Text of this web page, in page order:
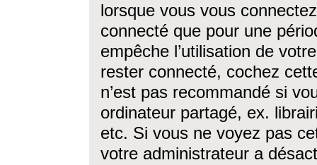
lorsque vous vous
connecté que pour une
empêche l’utilisation de
rester connecté, cochez
n’est pas recommandé si
ordinateur partagé, ex.
etc. Si vous ne voyez pas
votre administrateur a